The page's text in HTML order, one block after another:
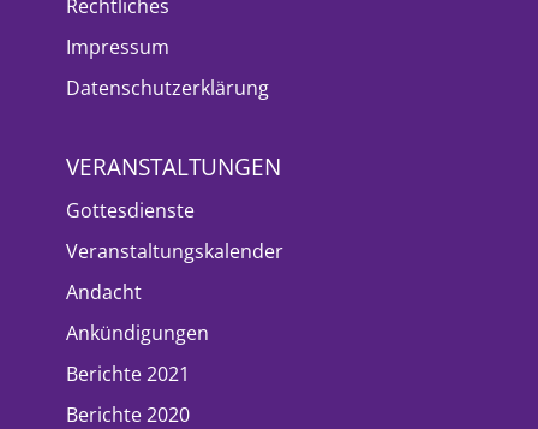
Rechtliches
Impressum
Datenschutzerklärung
VERANSTALTUNGEN
Gottesdienste
Veranstaltungskalender
Andacht
Ankündigungen
Berichte 2021
Berichte 2020